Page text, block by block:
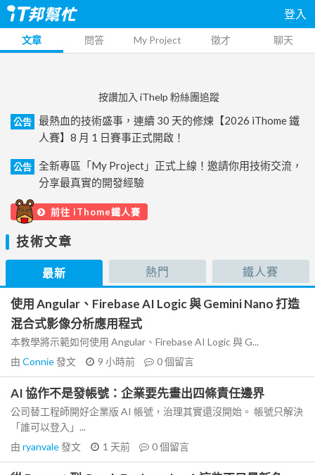
登入
文章 問答 My Project 徵才 聊天
按讚加入 iThelp 粉絲團追蹤
公告
最熱血的技術盛事，連續 30 天的修煉【2026 iThome 鐵
人賽】8 月 1 日賽事正式開啟！
公告
全新專區「My Project」正式上線！邀請你用技術交流，
分享最真實的開發經驗
前往 iThome鐵人賽
技術文章
最新 熱門 鐵人賽
使用 Angular、Firebase AI Logic 與 Gemini Nano 打造
混合式影像分析應用程式
本教學將示範如何使用 Angular、Firebase AI Logic 與 G...
由 Connie發文 9 小時前 0個留言
AI 協作不是發帳號：企業要先畫出四條責任邊界
公司替工程師開好企業版 AI 帳號，治理其實還沒開始。 帳號只解決
「誰可以登入」...
由 ryanvale發文 1 天前 0個留言